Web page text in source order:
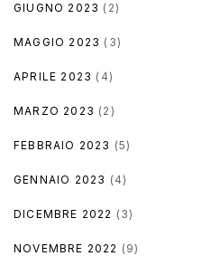
GIUGNO 2023 (2)
MAGGIO 2023 (3)
APRILE 2023 (4)
MARZO 2023 (2)
FEBBRAIO 2023 (5)
GENNAIO 2023 (4)
DICEMBRE 2022 (3)
NOVEMBRE 2022 (9)